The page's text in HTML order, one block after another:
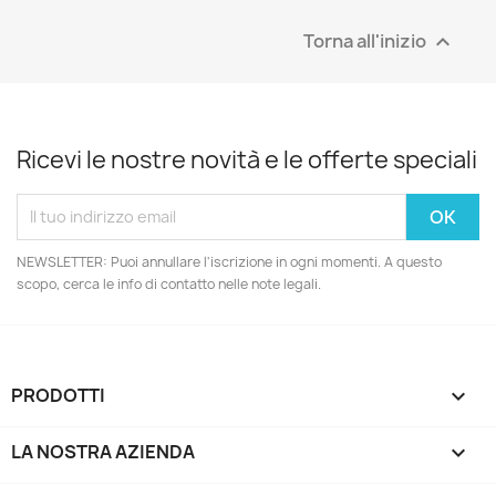
Torna all'inizio 
Ricevi le nostre novità e le offerte speciali
NEWSLETTER: Puoi annullare l'iscrizione in ogni momenti. A questo
scopo, cerca le info di contatto nelle note legali.
PRODOTTI 
LA NOSTRA AZIENDA 